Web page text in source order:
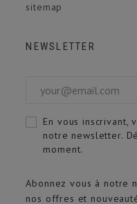
sitemap
NEWSLETTER
Abonnez vous à notre
nos offres et
En vous inscrivant,
notre newsletter.
moment.